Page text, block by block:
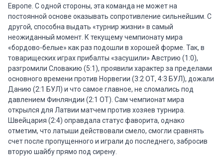
Европе. С одной стороны, эта команда не может на
постоянной основе оказывать сопротивление сильнейшим. С
другой, способна выдать «турнир жизни» в самый
неожиданный момент. К текущему чемпионату мира
«бордово-белые» как раз подошли в хорошей форме. Так, в
товарищеских играх прибалты «засушили» Австрию (1:0),
разгромили Словакию (5:1), проявили характер за пределами
основного времени против Норвегии (3:2 ОТ, 4:3 БУЛ), дожали
Данию (2:1 БУЛ) и что самое главное, не сломались под
давлением Финляндии (2:1 ОТ). Сам чемпионат мира
открылся для Латвии матчем против хозяев турнира.
Швейцария (2:4) оправдала статус фаворита, однако
отметим, что латыши действовали смело, смогли сравнять
счет после пропущенного и играли до последнего, забросив
вторую шайбу прямо под сирену.